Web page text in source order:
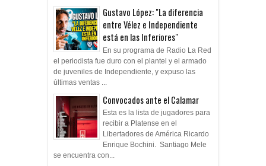
Gustavo López: "La diferencia
entre Vélez e Independiente
está en las Inferiores"
En su programa de Radio La Red
el periodista fue duro con el plantel y el armado
de juveniles de Independiente, y expuso las
últimas ventas ...
Convocados ante el Calamar
Esta es la lista de jugadores para
recibir a Platense en el
Libertadores de América Ricardo
Enrique Bochini. Santiago Mele
se encuentra con...